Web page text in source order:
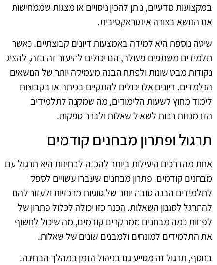
במקצועות מדעיים, ניתן להכין ניסויים או מצגות שממחישות
את הנושא בצורה אינטראקטיבית.
שיטה נוספת היא למידה באמצעות דיונים קבוצתיים. כאשר
תלמידים משתפים פעולה, הם יכולים להיעזר זה בזה, להציג
נקודות מבט שונות ולפתח הבנה מעמיקה יותר של הנושאים
הנלמדים. דיונים אלו יכולים להתקיים בכיתה או בקבוצות
לימוד מחוץ לשעות הלימודים, מה שמקנה לתלמידים
הזדמנויות רבות לשאול שאלות ולברר ספקות.
תרגול ופתרון מבחנים קודמים
אחת מהדרכים היעילות ביותר להכנה לבחינות היא תרגול עם
מבחנים קודמים. פתרון מבחנים שעברו עשויים לספק
לתלמידים הבנה טובה יותר של סוגיות מרכזיות ולעזור להם
להתרגל לסגנון השאלות. הכנה כזו יכולה לכלול פתרון של
לפחות כמה מבחנים ממחקרים קודמים, מה שיכול לחשוף
את התלמידים למונחים ולמבנים שונים של שאלות.
בנוסף, תרגול זה מסייע גם בניהול הזמן במהלך הבחינה.